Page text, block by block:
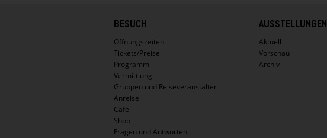
BESUCH
Öffnungszeiten
Tickets/Preise
Programm
Vermittlung
Gruppen und Reiseveranstalter
Anreise
Café
Shop
Fragen und Antworten
AUSSTELLUNGEN
Aktuell
Vorschau
Archiv